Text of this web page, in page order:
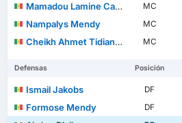
Mamadou Lamine Camara
MC
Nampalys Mendy
MC
Cheikh Ahmet Tidian Niasse
MC
Defensas Posición
Ismail Jakobs DF
Formose Mendy
DF